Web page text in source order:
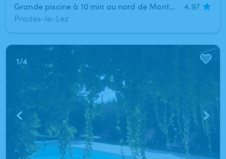
Grande piscine à 10 min au nord de Montpellier (Prades-le-Lez)
4.97
Prades-le-Lez
1/4